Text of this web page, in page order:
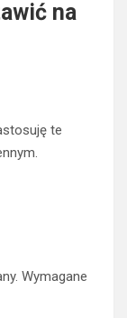
na
te
Wymagane